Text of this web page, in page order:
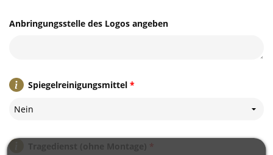
Anbringungsstelle des Logos angeben
*
Spiegelreinigungsmittel
Nein
*